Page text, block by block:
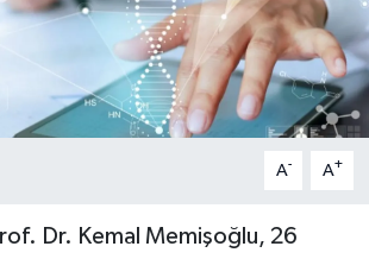
A- A+
Dr. Kemal Memişoğlu, 26